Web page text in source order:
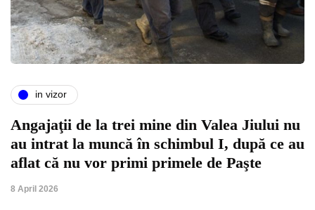
in vizor
Angajaţii de la trei mine din Valea Jiului nu
au intrat la muncă în schimbul I, după ce au
aflat că nu vor primi primele de Paşte
8 April 2026